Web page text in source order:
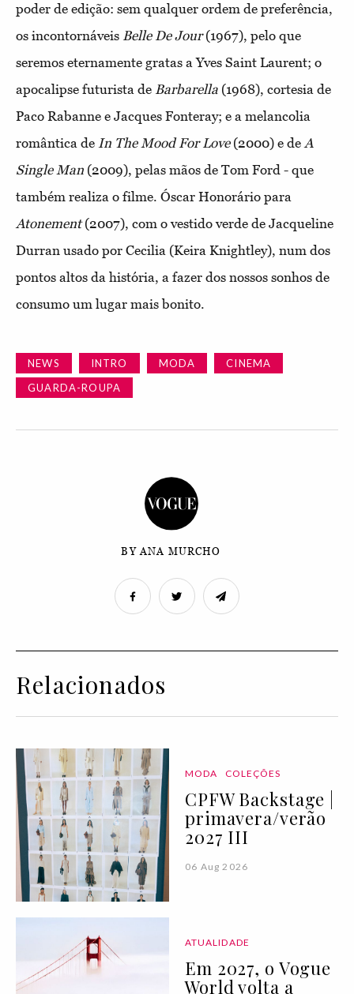
poder de edição: sem qualquer ordem de preferência,
os incontornáveis Belle De Jour(1967), pelo que
seremos eternamente gratas a Yves Saint Laurent; o
apocalipse futurista de Barbarella (1968), cortesia de
Paco Rabanne e Jacques Fonteray; e a melancolia
romântica de In The Mood For Love(2000) e deA
Single Man (2009), pelas mãos de Tom Ford - que
também realiza o filme. Óscar Honorário para
Atonement(2007), com o vestido verde de Jacqueline
Durran usado por Cecilia (Keira Knightley), num dos
pontos altos da história, a fazer dos nossos sonhos de
consumo um lugar mais bonito.
NEWS INTRO MODA
CINEMA
GUARDA-ROUPA
BY ANA MURCHO
Relacionados
MODA COLEÇÕES
CPFW Backstage |
primavera/verão
2027 III
06 Aug 2026
ATUALIDADE
Em 2027, o Vogue
World volta a